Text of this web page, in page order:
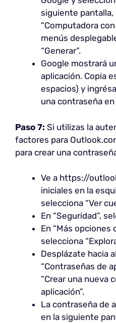
siguiente pantalla,
“Computadora
menús
“Generar”.
Google mostrará
aplicación. Copia
espacios) y
una contraseña
Paso 7: Si utilizas la
factores para
para crear una
Ve a https://
iniciales en la
selecciona “Ver
En “Seguridad”,
En “Más opciones
selecciona
Desplázate hacia
“Contraseñas de
“Crear una nueva
aplicación”.
La contraseña de
en la siguiente